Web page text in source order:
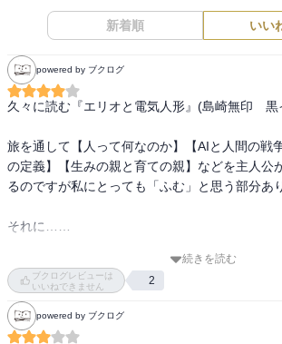
新着順 いい
powered by ブクログ
久々に読む『エリオと電気人形』(島崎無印　黒
旅を通して【人って何なのか】【AIと人間の戦
の定義】【生みの親と育ての親】などを主人公
るのですが私にとっても「ふむ」と思う部分あり
それに……
私にとっての【旅】についても考えさせられた。
目的地も大事なんだけど、そこに至るまでのプ
事。
続きを読む
ブクログレビューは
いいねできません
2
powered by ブクログ